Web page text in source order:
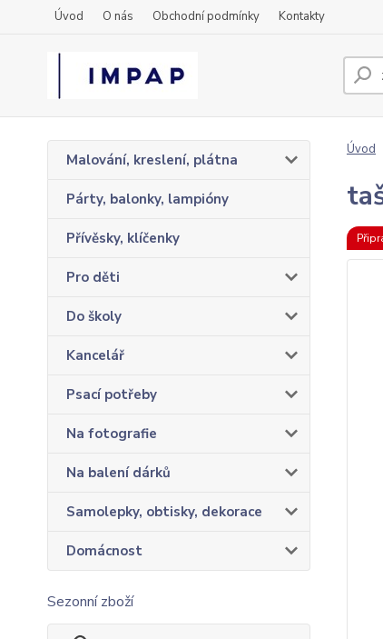
Úvod O nás Obchodní podmínky Kontakty
Malování, kreslení, plátna
Párty, balonky, lampióny
Přívěsky, klíčenky
Pro děti
Do školy
Kancelář
Psací potřeby
Na fotografie
Na balení dárků
Samolepky, obtisky, dekorace
Domácnost
Sezonní zboží
Úvod